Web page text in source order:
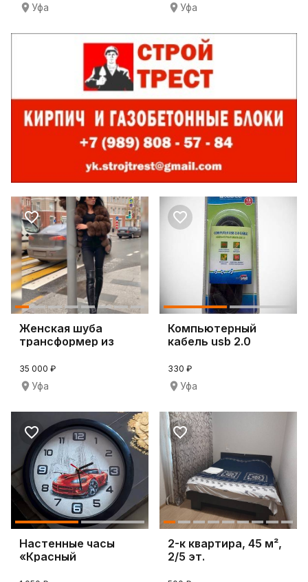
Уфа Уфа
Женская шуба
трансформер из
35 000 ₽
Уфа
Компьютерный
кабель usb 2.0
330 ₽
Уфа
Настенные часы
«Красный
2-к квартира, 45 м²,
2/5 эт.